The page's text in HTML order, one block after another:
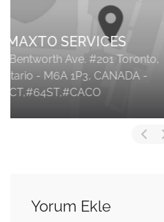
Bolos Accounting
13U-951 Wilson Ave
- M3K 2A7, CANADA -
#2CT,#64ST,#CACO
Yorum Ekle